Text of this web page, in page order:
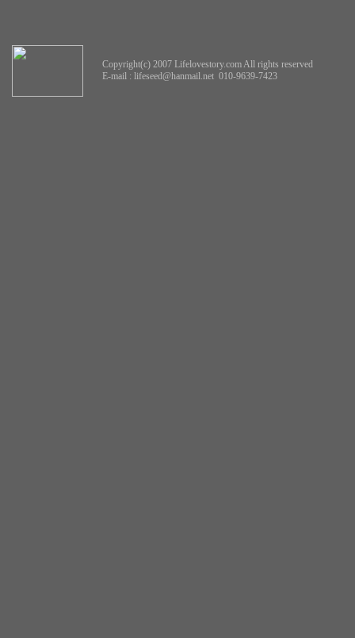
Copyright(c) 2007 Lifelovestory.com All rights reserved
E-mail : lifeseed@hanmail.net 010-9639-7423